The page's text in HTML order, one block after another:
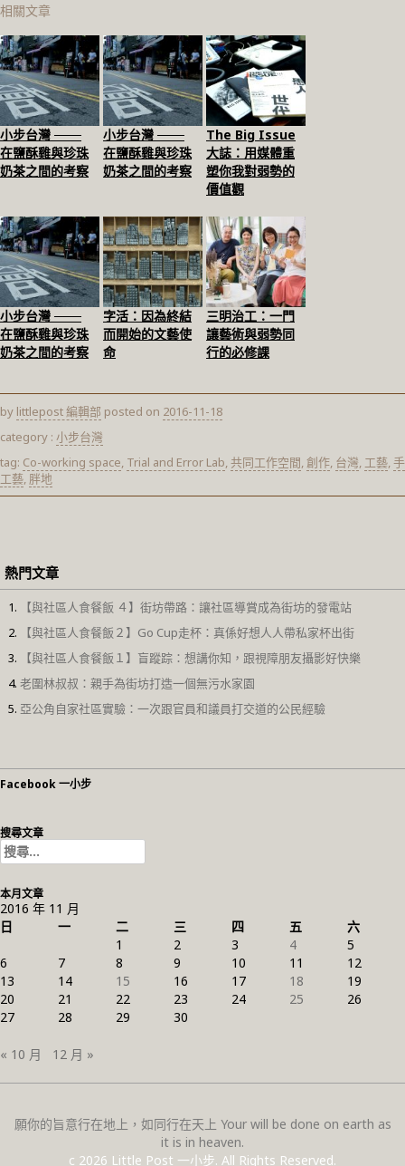
相關文章
小步台灣 ───
在鹽酥雞與珍珠
奶茶之間的考察
小步台灣 ───
在鹽酥雞與珍珠
奶茶之間的考察
The Big Issue
大誌：用媒體重
塑你我對弱勢的
價值觀
小步台灣 ───
在鹽酥雞與珍珠
奶茶之間的考察
字活：因為終結
而開始的文藝使
命
三明治工：一門
讓藝術與弱勢同
行的必修課
by littlepost 編輯部 posted on 2016-11-18
category : 小步台灣
tag: Co-working space, Trial and Error Lab,共同工作空間,創作, 台灣, 工藝,手
工藝, 胖地
熱門文章
【與社區人食餐飯 ４】街坊帶路：讓社區導賞成為街坊的發電站
【與社區人食餐飯２】Go Cup走杯：真係好想人人帶私家杯出街
【與社區人食餐飯１】盲蹤踪：想講你知，跟視障朋友攝影好快樂
老圍林叔叔：親手為街坊打造一個無污水家園
亞公角自家社區實驗：一次跟官員和議員打交道的公民經驗
Facebook 一小步
搜尋文章
搜
尋
關
鍵
字:
本月文章
2016 年 11 月
日
一 二 三 四 五
六
1
2 3 4
5
6
7 8 9 10 11
12
13
14 15 16 17 18
19
20
21 22 23 24 25
26
27
28 29 30
« 10 月 12 月 »
願你的旨意行在地上，如同行在天上 Your will be done on earth as
it is in heaven.
c 2026 Little Post 一小步. All Rights Reserved.